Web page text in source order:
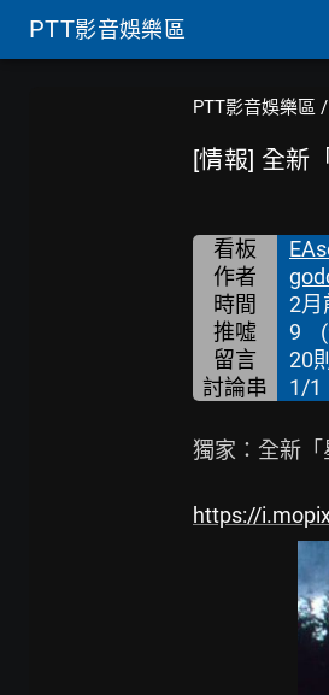
PTT影音娛樂區
PTT影音娛樂區 /
[情報] 全新
看板
作者
時間 2月
推噓 9 (
留言
20
討論串 1/1
獨家：全新「
https://